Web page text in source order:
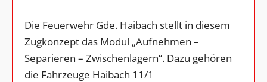
Die Feuerwehr Gde. Haibach stellt in diesem
Zugkonzept das Modul „Aufnehmen –
Separieren – Zwischenlagern“. Dazu gehören
die Fahrzeuge Haibach 11/1